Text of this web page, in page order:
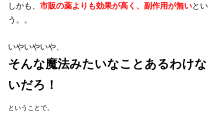
しかも、市販の薬よりも効果が高く、副作用が無いとい
う。。
いやいやいや、
そんな魔法みたいなことあるわけな
いだろ！
ということで。